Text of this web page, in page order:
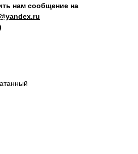
нам сообщение на